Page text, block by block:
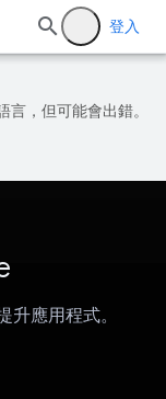
登入
言，但可能會出錯。
應用程式。